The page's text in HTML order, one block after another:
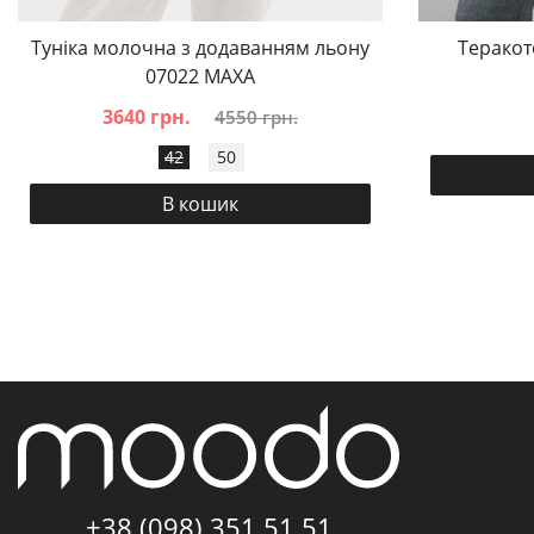
Туніка молочна з додаванням льону
07022 MAXA
3640 грн.
4550 грн.
42 50
В кошик
+38 (098) 351 51 51